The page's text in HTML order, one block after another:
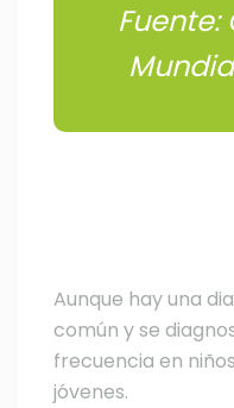
Fuente:
Aunque hay una
común y se
frecuencia en
jóvenes.